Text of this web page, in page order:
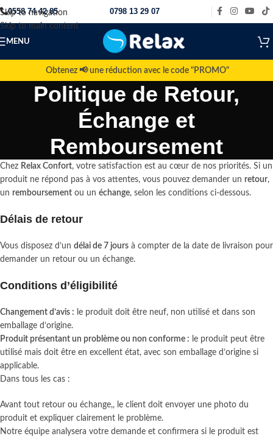
Skip to navigation
Skip to main content
0558 74 42 85 0798 13 29 07
MENU
Obtenez 📢 une réduction avec le code "PROMO"
Politique de Retour,
Échange et
Remboursement
Chez Relax Confort, votre satisfaction est au cœur de nos priorités. Si un
produit ne répond pas à vos attentes, vous pouvez demander un retour,
un remboursement ou un échange, selon les conditions ci-dessous.
Délais de retour
Vous disposez d’un délai de 7 jours à compter de la date de livraison pour
demander un retour ou un échange.
Conditions d’éligibilité
Changement d’avis : le produit doit être neuf, non utilisé et dans son
emballage d’origine.
Produit présentant un problème ou non conforme : le produit peut être
utilisé mais doit être en excellent état, avec son emballage d’origine si
applicable.
Dans tous les cas :
Avant tout retour ou échange,, le client doit envoyer une photo du
produit et expliquer clairement le problème.
Notre équipe analysera votre demande et confirmera si le produit est